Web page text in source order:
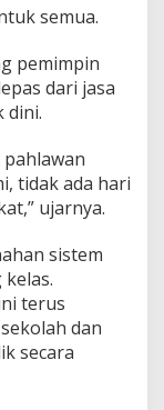
semua.
pemimpin
dari jasa
dini.
tidak ada hari
ujarnya.
sistem
terus
dan
secara